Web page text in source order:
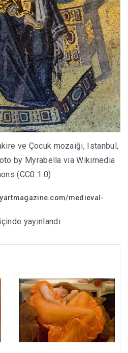
ve Çocuk mozaiği, Istanbul,
by Myrabella via Wikimedia
(CC0 1.0)
medieval-
içinde yayınlandı